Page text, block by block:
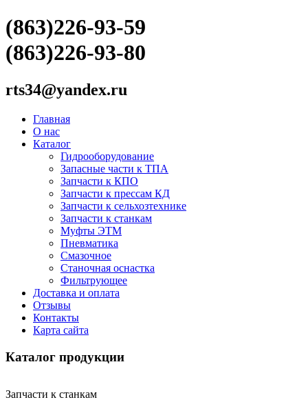
(863)226-93-59
(863)226-93-80
rts34@yandex.ru
Главная
О нас
Каталог
Гидрооборудование
Запасные части к ТПА
Запчасти к КПО
Запчасти к прессам КД
Запчасти к сельхозтехнике
Запчасти к станкам
Муфты ЭТМ
Пневматика
Смазочное
Станочная оснастка
Фильтрующее
Доставка и оплата
Отзывы
Контакты
Карта сайта
Каталог продукции
Запчасти к станкам